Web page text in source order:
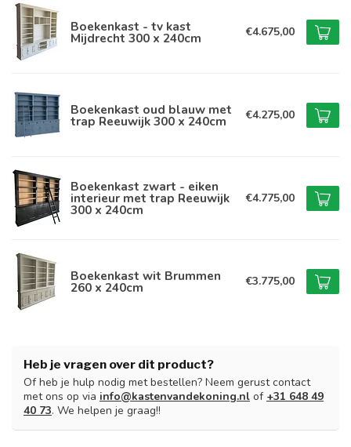
Boekenkast - tv kast
Mijdrecht 300 x 240cm €4.675,00
Boekenkast oud blauw met
trap Reeuwijk 300 x 240cm €4.275,00
Boekenkast zwart - eiken
interieur met trap Reeuwijk
300 x 240cm
€4.775,00
Boekenkast wit Brummen
260 x 240cm €3.775,00
Heb je vragen over dit product?
Of heb je hulp nodig met bestellen? Neem gerust contact
met ons op via info@kastenvandekoning.nl of +31 648 49
40 73. We helpen je graag!!